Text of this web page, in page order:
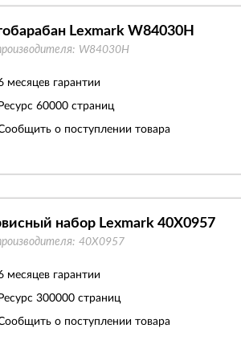
Lexmark W84030H
W84030H
месяцев гарантии
Ресурс 60000 страниц
о поступлении товара
набор Lexmark 40X0957
40X0957
месяцев гарантии
Ресурс 300000 страниц
о поступлении товара